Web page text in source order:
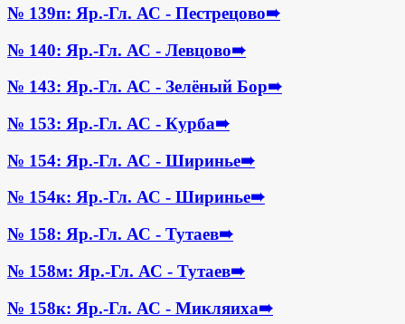
№ 139п: Яр.-Гл. АС - Пестрецово➠
№ 140: Яр.-Гл. АС - Левцово➠
№ 143: Яр.-Гл. АС - Зелёный Бор➠
№ 153: Яр.-Гл. АС - Курба➠
№ 154: Яр.-Гл. АС - Ширинье➠
№ 154к: Яр.-Гл. АС - Ширинье➠
№ 158: Яр.-Гл. АС - Тутаев➠
№ 158м: Яр.-Гл. АС - Тутаев➠
№ 158к: Яр.-Гл. АС - Микляиха➠